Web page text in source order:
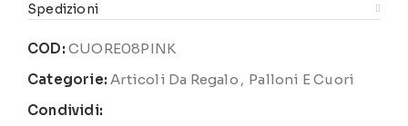
Spedizioni
COD: CUORE08PINK
Categorie: Articoli Da Regalo , Palloni E Cuori
Condividi: